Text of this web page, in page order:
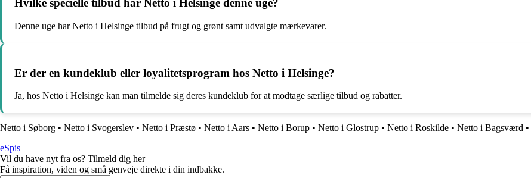
Hvilke specielle tilbud har Netto i Helsinge denne uge?
Denne uge har Netto i Helsinge tilbud på frugt og grønt samt udvalgte mærkevarer.
Er der en kundeklub eller loyalitetsprogram hos Netto i Helsinge?
Ja, hos Netto i Helsinge kan man tilmelde sig deres kundeklub for at modtage særlige tilbud og rabatter.
Netto i Søborg • Netto i Svogerslev • Netto i Præstø • Netto i Aars • Netto i Borup • Netto i Glostrup • Netto i Roskilde • Netto i Bagsværd •
eSpis
Vil du have nyt fra os? Tilmeld dig her
Få inspiration, viden og små genveje direkte i din indbakke.